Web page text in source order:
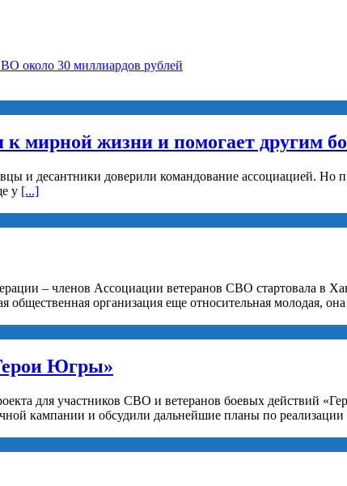
около 30 миллиардов рублей
мирной жизни и помогает другим
и десантники доверили командование ассоциацией. Но
у [...]
– членов Ассоциации ветеранов СВО стартовала в
организация еще относительная молодая, она
Югры»
для участников СВО и ветеранов боевых действий
кампании и обсудили дальнейшие планы по реализации